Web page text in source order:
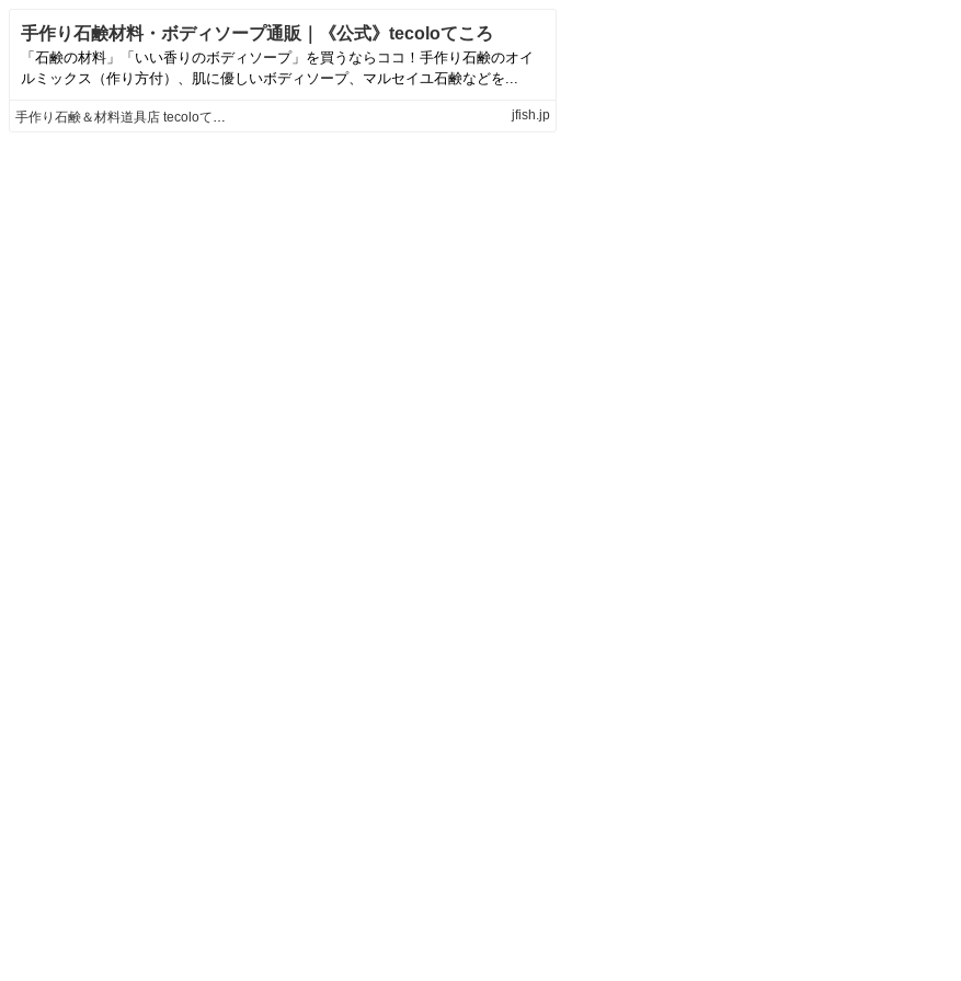
手作り石鹸材料・ボディソープ通販｜《公式》tecoloてころ
「石鹸の材料」「いい香りのボディソープ」を買うならココ！手作り石鹸のオイ
ルミックス（作り方付）、肌に優しいボディソープ、マルセイユ石鹸などを...
手作り石鹸＆材料道具店 tecoloてころ jfish.jp